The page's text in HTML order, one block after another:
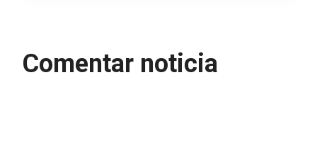
Comentar noticia